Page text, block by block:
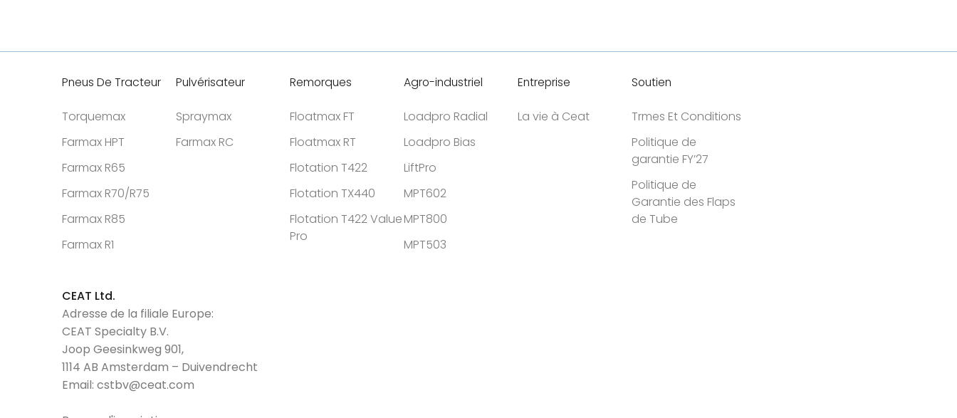
Pneus De Tracteur
Torquemax
Farmax HPT
Farmax R65
Farmax R70/R75
Farmax R85
Farmax R1
Pulvérisateur
Spraymax
Farmax RC
Remorques
Floatmax FT
Floatmax RT
Flotation T422
Flotation TX440
Flotation T422 Value
Pro
Agro-industriel
Loadpro Radial
Loadpro Bias
LiftPro
MPT602
MPT800
MPT503
Entreprise
La vie à Ceat
Soutien
Trmes Et Conditions
Politique de
garantie FY’27
Politique de
Garantie des Flaps
de Tube
CEAT Ltd.
Adresse de la filiale Europe:
CEAT Specialty B.V.
Joop Geesinkweg 901,
1114 AB Amsterdam – Duivendrecht
Email: cstbv@ceat.com